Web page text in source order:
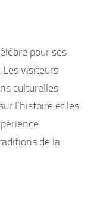
pour ses
Les visiteurs
culturelles
l’histoire et les
de la